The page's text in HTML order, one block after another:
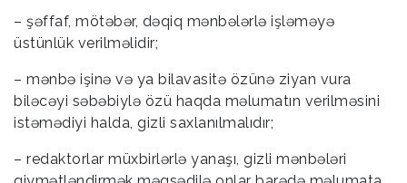
– şəffaf, mötəbər, dəqiq mənbələrlə işləməyə
üstünlük verilməlidir;
– mənbə işinə və ya bilavasitə özünə ziyan vura
biləcəyi səbəbiylə özü haqda məlumatın verilməsini
istəmədiyi halda, gizli saxlanılmalıdır;
– redaktorlar müxbirlərlə yanaşı, gizli mənbələri